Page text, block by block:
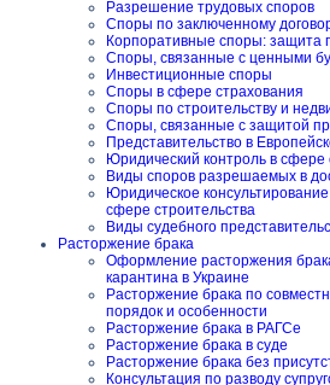
Разрешение трудовых споров
Споры по заключенному
Корпоративные споры: защита
Споры, связанные с ценными
Инвестиционные споры
Споры в сфере страхования
Споры по строительству и
Споры, связанные с защитой
Представительство в
Юридический контроль в сфере
Виды споров разрешаемых в
Юридическое
сфере строительства
Виды судебного
Расторжение брака
Оформление расторжения
карантина в Украине
Расторжение брака по
порядок и особенности
Расторжение брака в РАГСе
Расторжение брака в суде
Расторжение брака без
Консультация по разводу